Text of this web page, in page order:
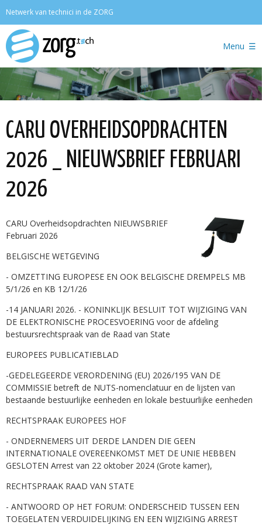
Netwerk van technici in de ZORG
Menu
CARU OVERHEIDSOPDRACHTEN
2026 _ NIEUWSBRIEF FEBRUARI
2026
CARU Overheidsopdrachten NIEUWSBRIEF
Februari 2026
BELGISCHE WETGEVING
- OMZETTING EUROPESE EN OOK BELGISCHE DREMPELS MB
5/1/26 en KB 12/1/26
-14 JANUARI 2026. - KONINKLIJK BESLUIT TOT WIJZIGING VAN
DE ELEKTRONISCHE PROCESVOERING voor de afdeling
bestuursrechtspraak van de Raad van State
EUROPEES PUBLICATIEBLAD
-GEDELEGEERDE VERORDENING (EU) 2026/195 VAN DE
COMMISSIE betreft de NUTS-nomenclatuur en de lijsten van
bestaande bestuurlijke eenheden en lokale bestuurlijke eenheden
RECHTSPRAAK EUROPEES HOF
- ONDERNEMERS UIT DERDE LANDEN DIE GEEN
INTERNATIONALE OVEREENKOMST MET DE UNIE HEBBEN
GESLOTEN Arrest van 22 oktober 2024 (Grote kamer),
RECHTSPRAAK RAAD VAN STATE
- ANTWOORD OP HET FORUM: ONDERSCHEID TUSSEN EEN
TOEGELATEN VERDUIDELIJKING EN EEN WIJZIGING ARREST